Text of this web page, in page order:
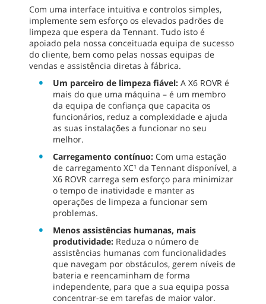
Com uma interface intuitiva e controlos simples,
implemente sem esforço os elevados padrões de
limpeza que espera da Tennant. Tudo isto é
apoiado pela nossa conceituada equipa de sucesso
do cliente, bem como pelas nossas equipas de
vendas e assistência diretas à fábrica.
Um parceiro de limpeza fiável: A X6 ROVR é
mais do que uma máquina – é um membro
da equipa de confiança que capacita os
funcionários, reduz a complexidade e ajuda
as suas instalações a funcionar no seu
melhor.
Carregamento contínuo: Com uma estação
de carregamento XC¹ da Tennant disponível, a
X6 ROVR carrega sem esforço para minimizar
o tempo de inatividade e manter as
operações de limpeza a funcionar sem
problemas.
Menos assistências humanas, mais
produtividade: Reduza o número de
assistências humanas com funcionalidades
que navegam por obstáculos, gerem níveis de
bateria e reencaminham de forma
independente, para que a sua equipa possa
concentrar-se em tarefas de maior valor.